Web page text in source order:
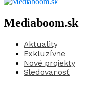
Mediaboom.sk
Aktuality
Exkluzívne
Nové projekty
Sledovanosť